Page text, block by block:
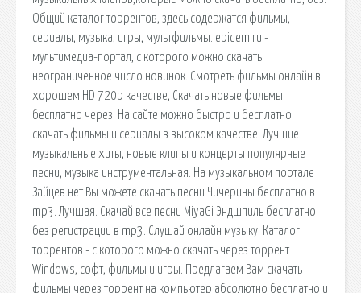
Общий каталог торрентов, здесь содержатся фильмы,
сериалы, музыка, игры, мультфильмы. epidem.ru -
мультимедиа-портал, с которого можно скачать
неограниченное число новинок. Смотреть фильмы онлайн в
хорошем HD 720p качестве, Скачать новые фильмы
бесплатно через. На сайте можно быстро и бесплатно
скачать фильмы и сериалы в высоком качестве. Лучшие
музыкальные хиты, новые клипы и концерты популярные
песни, музыка инструментальная. На музыкальном портале
Зайцев.нет Вы можете скачать песни Чичерины бесплатно в
mp3. Лучшая. Скачай все песни MiyaGi Эндшпиль бесплатно
без регистрации в mp3. Слушай онлайн музыку. Каталог
торрентов - с которого можно скачать через торрент
Windows, софт, фильмы и игры. Предлагаем Вам скачать
фильмы через торрент на компьютер абсолютно бесплатно и